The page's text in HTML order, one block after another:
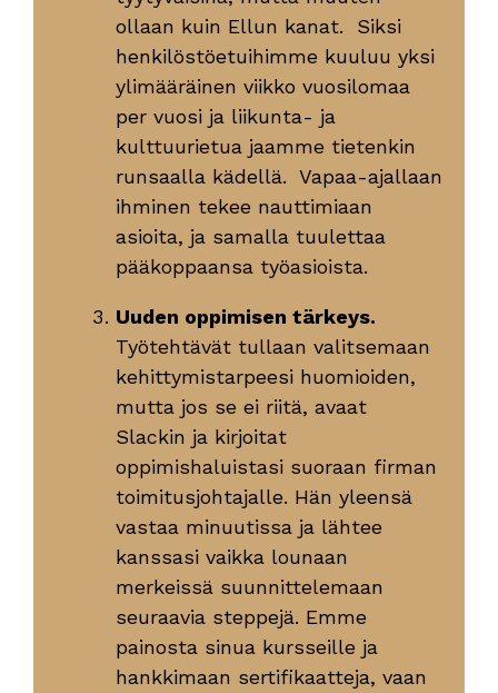
ollaan kuin Ellun kanat. Siksi
henkilöstöetuihimme kuuluu yksi
ylimääräinen viikko vuosilomaa
per vuosi ja liikunta- ja
kulttuurietua jaamme tietenkin
runsaalla kädellä. Vapaa-ajallaan
ihminen tekee nauttimiaan
asioita, ja samalla tuulettaa
pääkoppaansa työasioista.
Uuden oppimisen tärkeys.
Työtehtävät tullaan valitsemaan
kehittymistarpeesi huomioiden,
mutta jos se ei riitä, avaat
Slackin ja kirjoitat
oppimishaluistasi suoraan firman
toimitusjohtajalle. Hän yleensä
vastaa minuutissa ja lähtee
kanssasi vaikka lounaan
merkeissä suunnittelemaan
seuraavia steppejä. Emme
painosta sinua kursseille ja
hankkimaan sertifikaatteja, vaan